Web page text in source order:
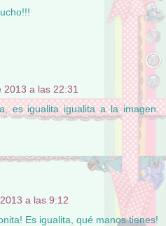
2013 a las 22:31
es igualita igualita a la imagen.
a las 9:12
Es igualita, qué manos tienes!